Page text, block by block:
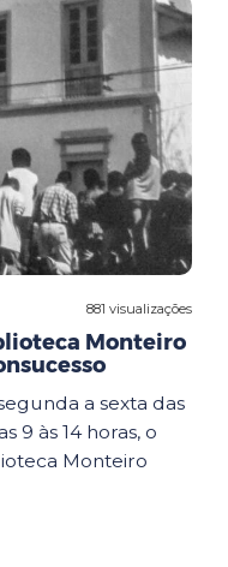
881 visualizações
Monteiro
a sexta das
9 às 14 horas, o
Monteiro